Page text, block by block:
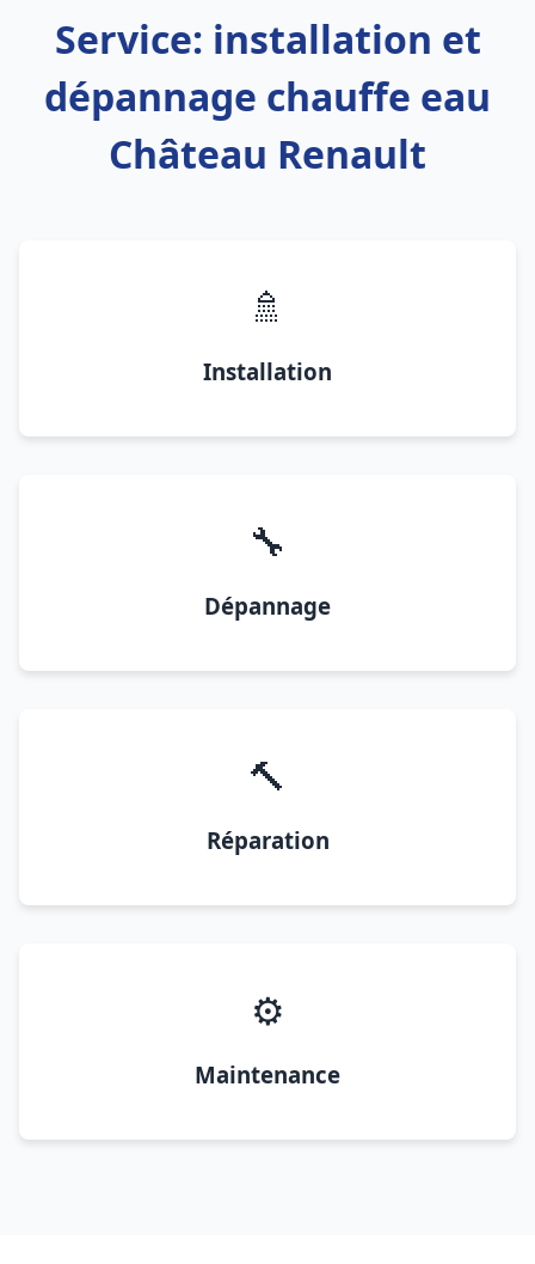
Service: installation et
dépannage chauffe eau
Château Renault
🚿
Installation
🔧
Dépannage
🔨
Réparation
⚙️
Maintenance